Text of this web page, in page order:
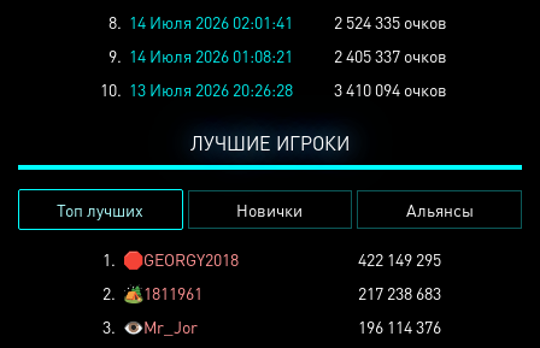
8. 14 Июля 2026 02:01:41
2 524 335 очков
9. 14 Июля 2026 01:08:21
2 405 337 очков
10. 13 Июля 2026 20:26:28 3 410 094 очков
ЛУЧШИЕ ИГРОКИ
Топ лучших Новички Альянсы
1. 🛑GEORGY2018
422 149 295
2. 🏕️1811961
217 238 683
3. 👁️Mr_Jor
196 114 376